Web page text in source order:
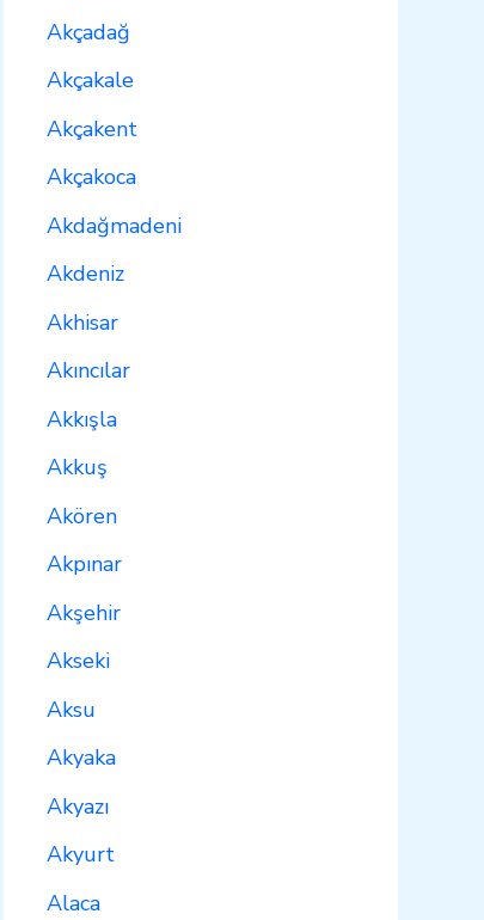
Akçadağ
Akçakale
Akçakent
Akçakoca
Akdağmadeni
Akdeniz
Akhisar
Akıncılar
Akkışla
Akkuş
Akören
Akpınar
Akşehir
Akseki
Aksu
Akyaka
Akyazı
Akyurt
Alaca